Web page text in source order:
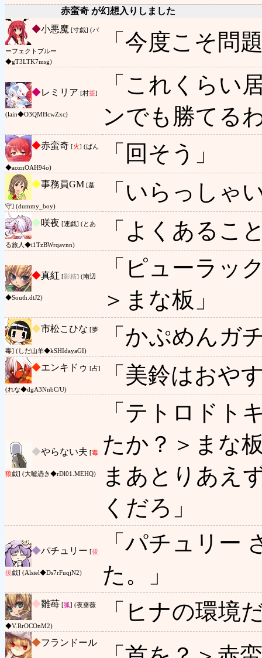
赤蛮奇 が幻想入りしました
◆小悪魔 [寸戯] (パ
ーフェクトブルー
◆gT3LTK7msg)
「今度こそ問
◆レミリア [村援]
(lain◆O3QMHcwZxc)
「これくらい
ンでも勝てる
◆赤蛮奇 [火] (ばん
◆aoznOAH94o)
「回そう」
◆事務員GM [墓
守] (dummy_boy)
「いらっしゃ
◆咲夜 [連戯] (とあ
る旅人◆i1TzBWrqavnn)
「よくあるこ
◆真紅 [影精] (南辺
◆South.dtJ2)
「ピューラ
＞まな板」
◆市松こひな [夢
毒] (しだ山羊◆kSHIdayaGI)
「かぷめんガ
◆エンキドゥ [占]
(れな◆dgA3NnbC/U)
「美鈴はおや
◆やらない夫 [毒
狼戯] (大嘘憑き◆rDl01.MEHQ)
「テトロドト
たか？＞まな
まあとりあえ
くだろ」
◆パチュリー [後
援戯] (Alsiel◆Ds7rFuqjN2)
「パチュリー
た。」
◆雛苺 [狐] (夜薔薇
◆V.RrOCOnM2)
「ヒナの環
◆フランドール